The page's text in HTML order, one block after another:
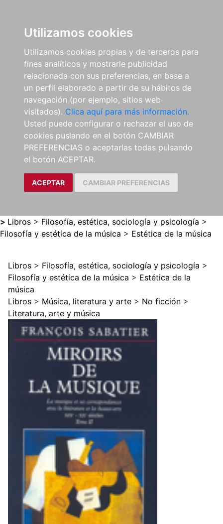
Utilizamos cookies
Utilizamos cookies propias y de terceros para
fines analíticos y mostrarle publicidad
relacionada con sus preferencias, en base a
un perfil elaborado a partir de su hábitos de
navegación (por ejemplo, sitios web
visitados). Clica aquí para más información.
Usted puede configurar o rechazar el uso de
cookies puslando en el botón CAMBIAR
PREFERENCIAS o aceptarlas todas pulsando
el botón ACEPTAR.
ACEPTAR CAMBIAR PREFERENCIAS
> Libros > Filosofía, estética, sociología y psicología >
Filosofía y estética de la música > Estética de la música
Libros > Filosofía, estética, sociología y psicología >
Filosofía y estética de la música > Estética de la
música
Libros > Música, literatura y arte > No ficción >
Literatura, arte y música